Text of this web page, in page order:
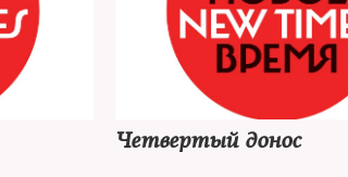
Четвертый донос